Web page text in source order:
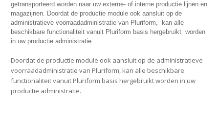
getransporteerd worden naar uw externe- of interne productie lijnen en
magazijnen. Doordat de productie module ook aansluit op de
administratieve voorraadadministratie van Pluriform, kan alle
beschikbare functionaliteit vanuit Pluriform basis hergebruikt worden
in uw productie administratie.
Doordat de productie module ook aansluit op de administratieve
voorraadadministratie van Pluriform, kan alle beschikbare
functionaliteit vanuit Pluriform basis hergebruikt worden in uw
productie administratie.